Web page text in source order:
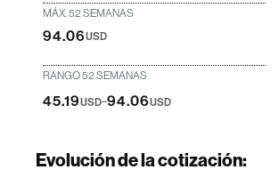
MÁX. 52 SEMANAS
94.06USD
RANGO 52 SEMANAS
45.19USD-94.06USD
Evolución de la cotización: